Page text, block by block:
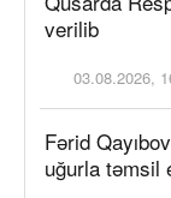
verilib
03.08.2026,
Fərid
uğurla təmsil